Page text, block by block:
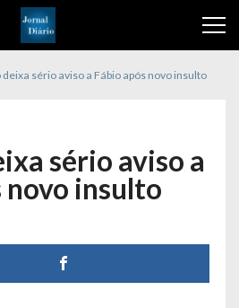
sério aviso a Fábio após novo insulto
sério aviso a
novo insulto